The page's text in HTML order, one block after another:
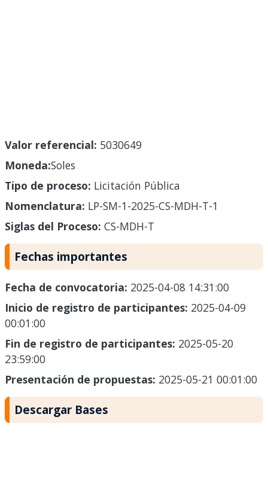
Valor referencial: 5030649
Moneda:Soles
Tipo de proceso: Licitación Pública
Nomenclatura: LP-SM-1-2025-CS-MDH-T-1
Siglas del Proceso: CS-MDH-T
Fechas importantes
Fecha de convocatoria: 2025-04-08 14:31:00
Inicio de registro de participantes: 2025-04-09
00:01:00
Fin de registro de participantes: 2025-05-20
23:59:00
Presentación de propuestas: 2025-05-21 00:01:00
Descargar Bases